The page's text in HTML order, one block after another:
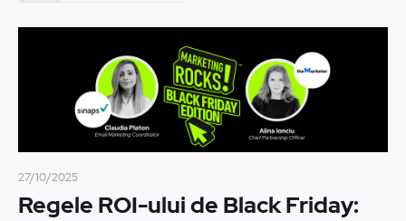
27/10/2025
Regele ROI-ului de Black Friday: